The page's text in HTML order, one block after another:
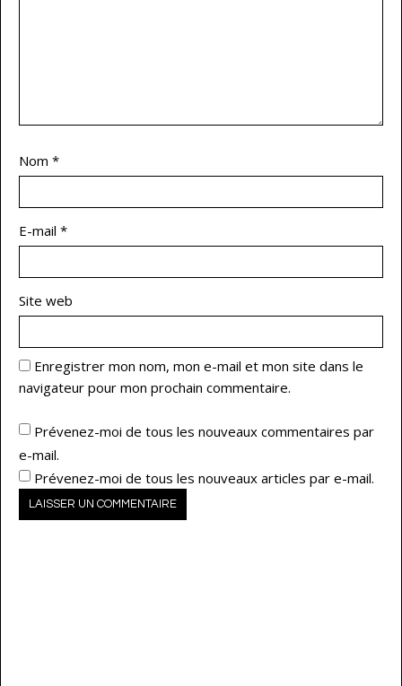
Nom *
E-mail *
Site web
Enregistrer mon nom, mon e-mail et mon site dans le
navigateur pour mon prochain commentaire.
Prévenez-moi de tous les nouveaux commentaires par
e-mail.
Prévenez-moi de tous les nouveaux articles par e-mail.